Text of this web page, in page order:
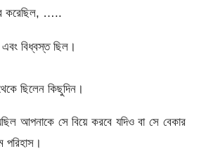
করেছিল, …..
বিধ্বস্ত ছিল।
ছিলেন কিছুদিন।
আপনাকে সে বিয়ে করবে যদিও বা সে বেকার
পরিহাস।